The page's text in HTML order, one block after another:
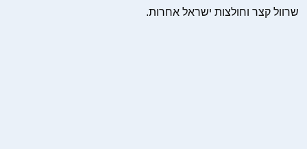
שרוול קצר וחולצות ישראל אחרות.